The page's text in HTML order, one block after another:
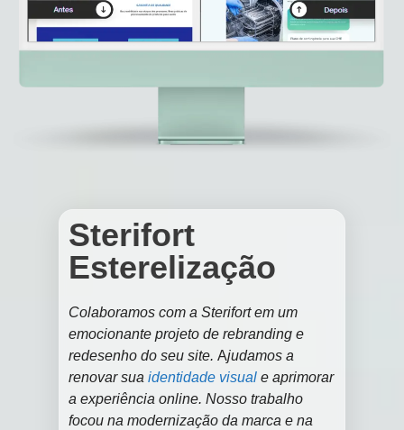
Sterifort
Esterelização
Colaboramos com a Sterifort em um
emocionante projeto de rebranding e
redesenho do seu site. Ajudamos a
renovar sua identidade visual e aprimorar
a experiência online. Nosso trabalho
focou na modernização da marca e na